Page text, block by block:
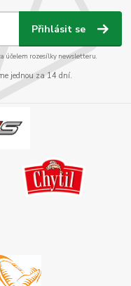
Přihlásit se
účelem rozesílky newsletteru.
jednou za 14 dní.